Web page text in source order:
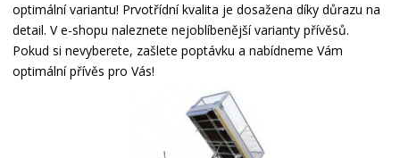
optimální variantu! Prvotřídní kvalita je dosažena díky důrazu na
detail. V e-shopu naleznete nejoblíbenější varianty přívěsů.
Pokud si nevyberete, zašlete poptávku a nabídneme Vám
optimální přívěs pro Vás!